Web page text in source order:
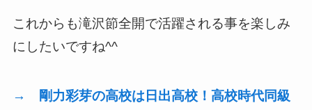
これからも滝沢節全開で活躍される事を楽しみ
にしたいですね^^
→ 剛力彩芽の高校は日出高校！高校時代同級